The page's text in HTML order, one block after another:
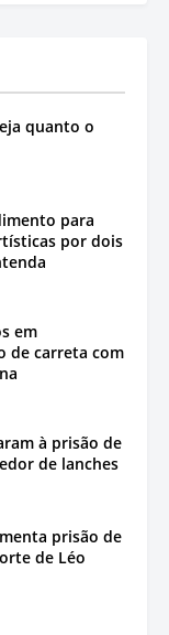
quanto o
para
por dois
em
de carreta com
à prisão de
de lanches
prisão de
de Léo